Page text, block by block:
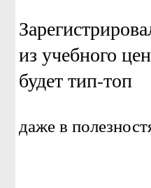
из учебного
будет тип-топ
даже в